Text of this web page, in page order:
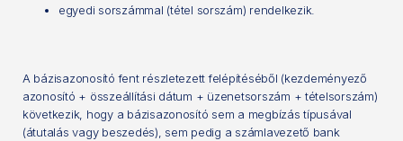
egyedi sorszámmal (tétel sorszám) rendelkezik.
A bázisazonosító fent részletezett felépítéséből (kezdeményező
azonosító + összeállítási dátum + üzenetsorszám + tételsorszám)
következik, hogy a bázisazonosító sem a megbízás típusával
(átutalás vagy beszedés), sem pedig a számlavezető bank